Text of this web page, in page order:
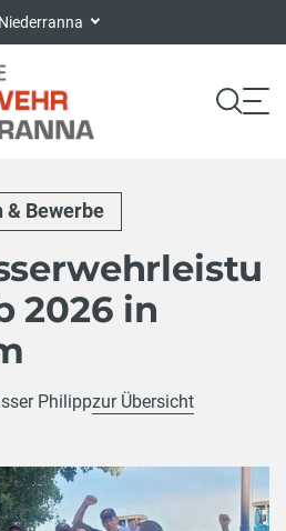
& Bewerbe
2026 in
Philippzur Übersicht